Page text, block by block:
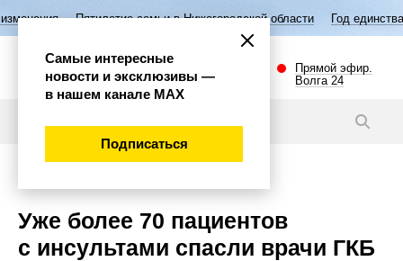
семьи в Нижегородской области Год единства народов России
Прямой эфир.
Волга 24
Уже более 70 пациентов
с инсультами спасли врачи ГКБ
Самые интересные
новости и эксклюзивы —
в нашем канале МАХ
Подписаться